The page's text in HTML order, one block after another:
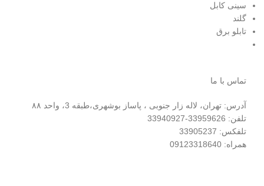
سینی کابل
گلند
تابلو برق
تماس با ما
آدرس: تهران، لاله زار جنوبی ، پاساز بوشهری،طبقه 3، واحد ۸۸
تلفن: 33959626-33940927
تلفکس: 33905237
همراه: 09123318640